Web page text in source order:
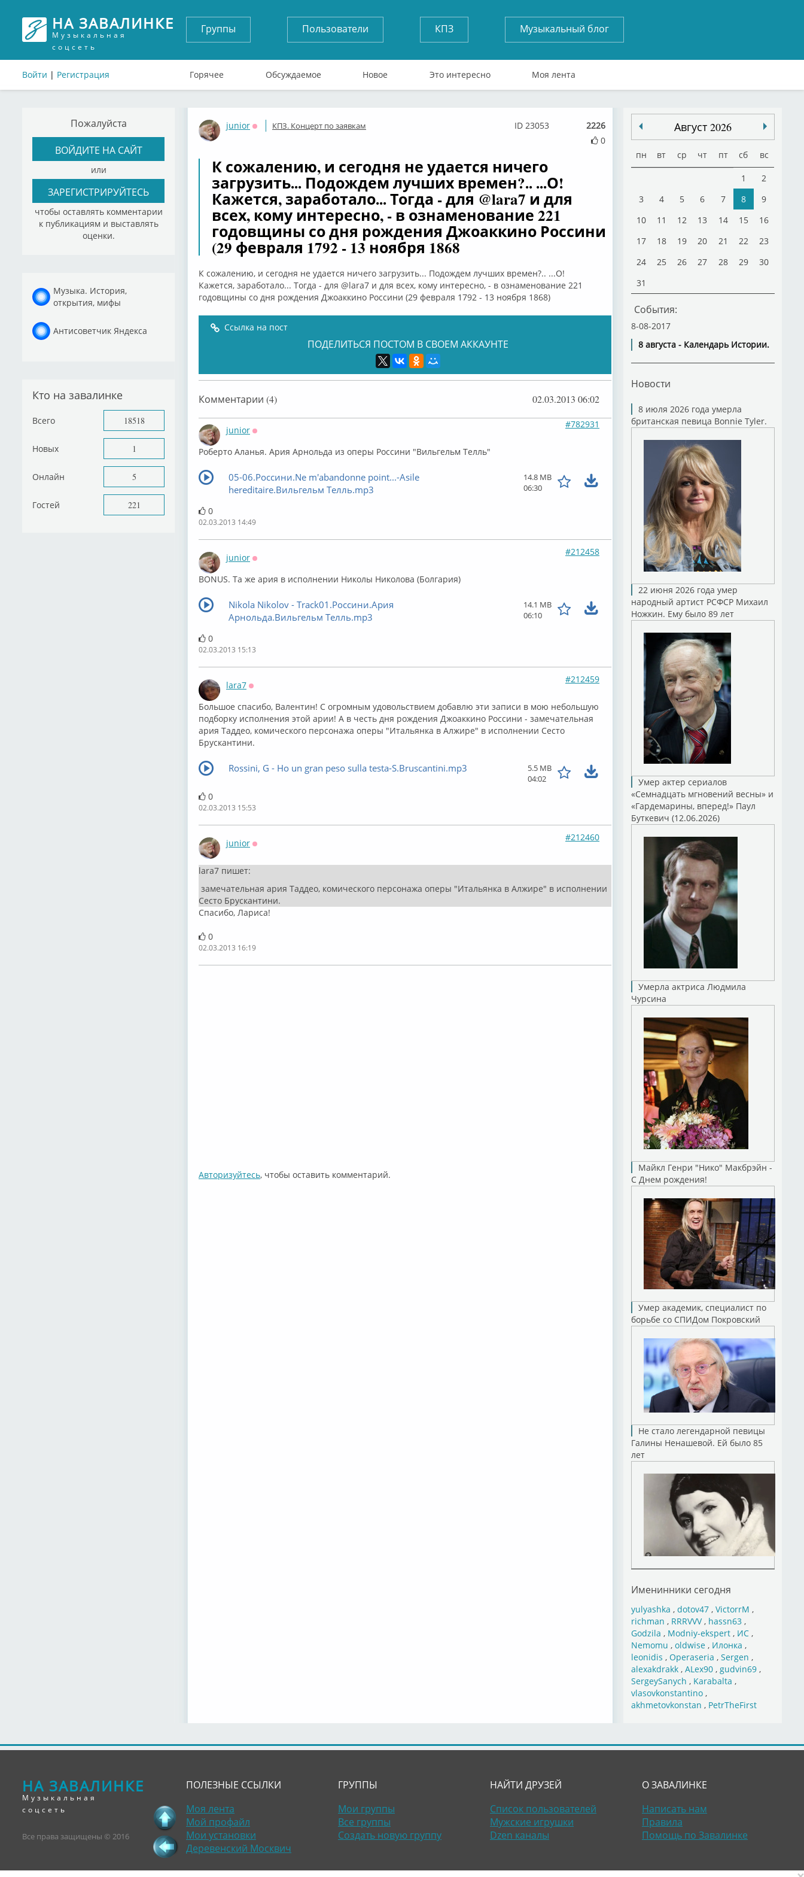
НА ЗАВАЛИНКЕ
Музыкальная
соцсеть
Войти | Регистрация
Группы Пользователи КПЗ Музыкальный блог
Горячее Обсуждаемое Новое Это интересно Моя лента
Пожалуйста
ВОЙДИТЕ НА САЙТ
или
ЗАРЕГИСТРИРУЙТЕСЬ
чтобы оставлять комментарии
к публикациям и выставлять
оценки.
Музыка. История,
открытия, мифы
Антисоветчик Яндекса
Кто на завалинке
Всего 18518
Новых 1
Онлайн 5
Гостей 221
junior
Оффлайн
КПЗ. Концерт по заявкам
2226
0
ID 23053
К сожалению, и сегодня не удается ничего
загрузить... Подождем лучших времен?.. ...О!
Кажется, заработало... Тогда - для @lara7 и для
всех, кому интересно, - в ознаменование 221
годовщины со дня рождения Джоаккино Россини
(29 февраля 1792 - 13 ноября 1868
К сожалению, и сегодня не удается ничего загрузить... Подождем лучших времен?.. ...О!
Кажется, заработало... Тогда - для @lara7 и для всех, кому интересно, - в ознаменование 221
годовщины со дня рождения Джоаккино Россини (29 февраля 1792 - 13 ноября 1868)
Ссылка на пост
ПОДЕЛИТЬСЯ ПОСТОМ В СВОЕМ АККАУНТЕ
Комментарии (4) 02.03.2013 06:02
junior
#782931
Роберто Аланья. Ария Арнольда из оперы Россини "Вильгельм Телль"
05-06.Россини.Ne m'abandonne point...-Asile
hereditaire.Вильгельм Телль.mp3
14.8 MB
06:30
0
02.03.2013 14:49
junior
#212458
BONUS. Та же ария в исполнении Николы Николова (Болгария)
Nikola Nikolov - Track01.Россини.Ария
Арнольда.Вильгельм Телль.mp3
14.1 MB
06:10
0
02.03.2013 15:13
lara7
#212459
Большое спасибо, Валентин! С огромным удовольствием добавлю эти записи в мою небольшую
подборку исполнения этой арии! А в честь дня рождения Джоаккино Россини - замечательная
ария Таддео, комического персонажа оперы "Итальянка в Алжире" в исполнении Сесто
Брускантини.
Rossini, G - Ho un gran peso sulla testa-S.Bruscantini.mp3
5.5 MB
04:02
0
02.03.2013 15:53
junior
#212460
lara7 пишет:
замечательная ария Таддео, комического персонажа оперы "Итальянка в Алжире" в исполнении
Сесто Брускантини.
Спасибо, Лариса!
0
02.03.2013 16:19
Авторизуйтесь, чтобы оставить комментарий.
Август 2026
пн вт ср чт пт сб вс
1
2
3
4 5 6 7 8
9
10
11 12 13 14 15
16
17
18 19 20 21 22
23
24
25 26 27 28 29
30
31
События:
8-08-2017
8 августа - Календарь Истории.
Новости
8 июля 2026 года умерла
британская певица Bonnie Tyler.
22 июня 2026 года умер
народный артист РСФСР Михаил
Ножкин. Ему было 89 лет
Умер актер сериалов
«Семнадцать мгновений весны» и
«Гардемарины, вперед!» Паул
Буткевич (12.06.2026)
Умерла актриса Людмила
Чурсина
Майкл Генри "Нико" Макбрэйн -
С Днем рождения!
Умер академик, специалист по
борьбе со СПИДом Покровский
Не стало легендарной певицы
Галины Ненашевой. Ей было 85
лет
Именинники сегодня
yulyashka , dotov47, VictorrM ,
richman , RRRVVV, hassn63,
Godzila , Modniy-ekspert, ИС,
Nemomu , oldwise, Илонка ,
leonidis , Operaseria , Sergen ,
alexakdrakk, ALex90, gudvin69,
SergeySanych , Karabalta ,
vlasovkonstantino,
akhmetovkonstan , PetrTheFirst
НА ЗАВАЛИНКЕ
Музыкальная
соцсеть
Все права защищены © 2016
ПОЛЕЗНЫЕ ССЫЛКИ
Моя лента
Мой профайл
Мои установки
Деревенский Москвич
ГРУППЫ
Мои группы
Все группы
Создать новую группу
НАЙТИ ДРУЗЕЙ
Список пользователей
Мужские игрушки
Dzen каналы
О ЗАВАЛИНКЕ
Написать нам
Правила
Помощь по Завалинке